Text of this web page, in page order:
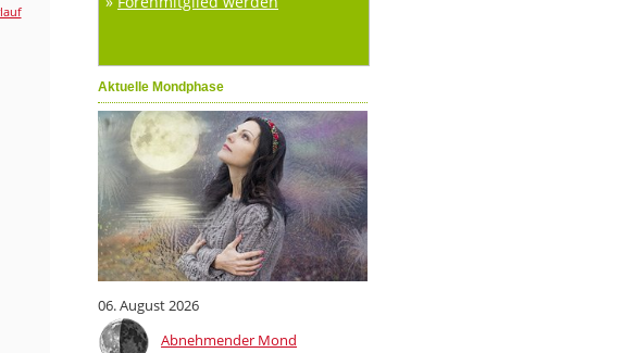
Aktuelle Mondphase
06. August 2026
Abnehmender Mond